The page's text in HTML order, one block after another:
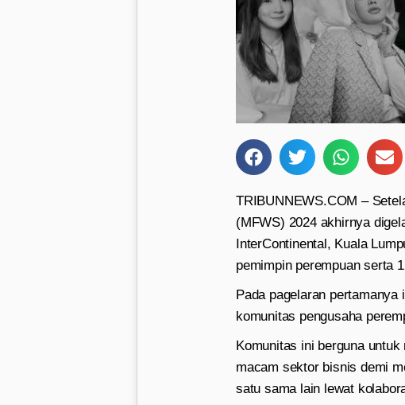
TRIBUNNEWS.COM –
(MFWS) 2024 akhirnya
InterContinental, Kuala
pemimpin perempuan serta
Pada pagelaran
komunitas pengusaha
Komunitas ini berguna
macam sektor bisnis demi
satu sama lain lewat